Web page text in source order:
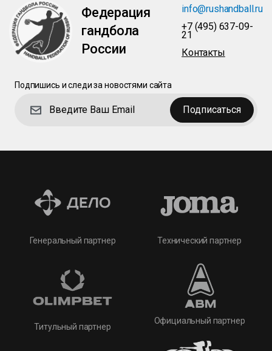
Федерация
гандбола
России
info@rushandball.ru
+7 (495) 637-09-
21
Контакты
Подпишись и следи за новостями сайта
Подписаться
Генеральный партнер
Титульный партнер
Технический партнер
Официальный партнер